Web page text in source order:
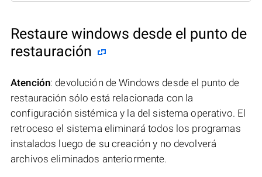
Restaure windows desde el punto de
restauración
Atención: devolución de Windows desde el punto de
restauración sólo está relacionada con la
configuración sistémica y la del sistema operativo. El
retroceso el sistema eliminará todos los programas
instalados luego de su creación y no devolverá
archivos eliminados anteriormente.